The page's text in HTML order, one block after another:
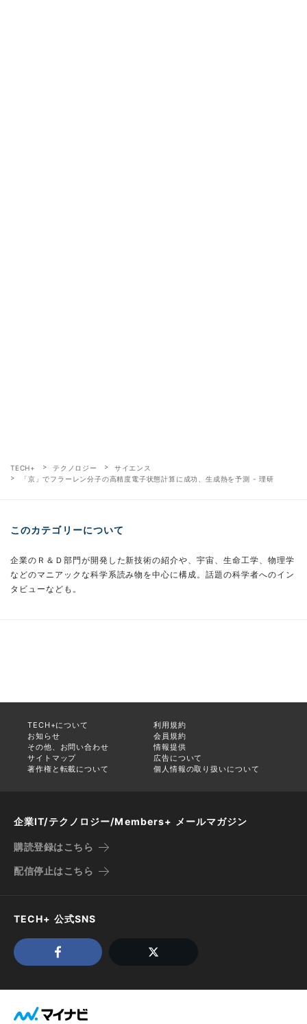
TECH+ テクノロジー
サイエンス
「京」でフラーレン分子の高精度電子状態計算に成功、生成熱を予測 - 理研
このカテゴリーについて
企業のＲ＆Ｄ部門が開発した新技術の紹介や、宇宙、生命工学、物理学
などのマニアックな科学系読み物を中心に構成。話題の科学者へのイン
タビューなども。
TECH+について
利用規約
お知らせ
会員規約
その他、お問い合わせ
情報提供
サイトマップ
広告について
著作権と転載について
個人情報の取り扱いについて
企業IT/テクノロジー/Members+ メールマガジン
購読登録はこちら
配信停止はこちら
TECH+ 公式SNS